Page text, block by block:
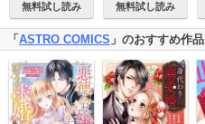
無料試し読み 無料試し読み
「 ASTRO COMICS 」のおすすめ作品